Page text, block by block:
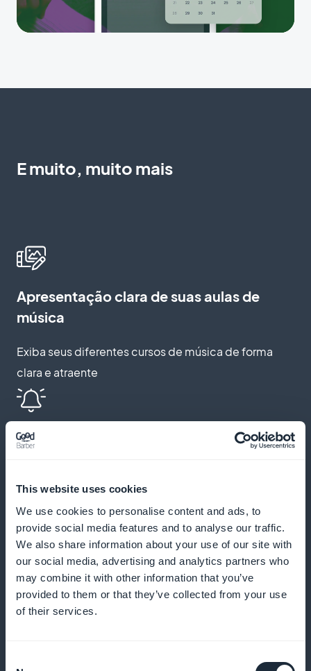
This website uses cookies
We use cookies to personalise content and ads, to
provide social media features and to analyse our traffic.
We also share information about your use of our site with
our social media, advertising and analytics partners who
may combine it with other information that you’ve
provided to them or that they’ve collected from your use
of their services.
E muito, muito mais
Apresentação clara de suas aulas de
música
Exiba seus diferentes cursos de música de forma
clara e atraente
Lembretes automáticos e notificações
Envie lembretes e notificações para reduzir as
ausências e incentivar a participação regular
Programa de fidelidade para seus alunos
Recompense seus alunos fiéis com benefícios e